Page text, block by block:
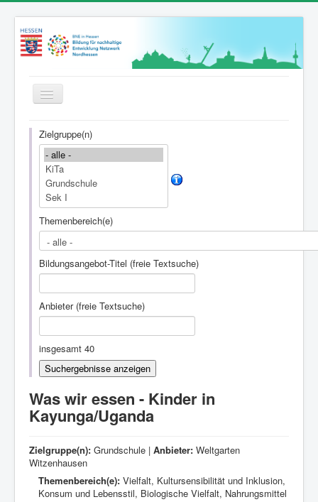
Toggle
Navigation
Startseite
News
Wer wir sind
Bildungsangebote
Netzwerkpartner*innen
Hessenweit vernetzt
Bildung für Nachhaltige Entwicklung
BNE-Zertifizierung
Kontakt
Zielgruppe(n)
Themenbereich(e)
Bildungsangebot-Titel (freie Textsuche)
Anbieter (freie Textsuche)
insgesamt 40
Was wir essen - Kinder in
Kayunga/Uganda
Zielgruppe(n): Grundschule | Anbieter: Weltgarten
Witzenhausen
Themenbereich(e): Vielfalt, Kultursensibilität und Inklusion,
Konsum und Lebensstil, Biologische Vielfalt, Nahrungsmittel